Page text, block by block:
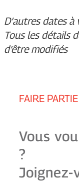
D’autres dates à
Tous les détails
d’être modifiés
FAIRE
Vous
?
Joignez-